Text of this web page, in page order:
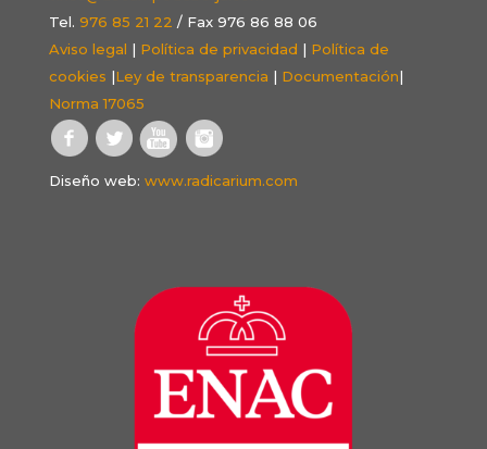
Tel. 976 85 21 22 / Fax 976 86 88 06
Aviso legal | Política de privacidad | Política de
cookies |Ley de transparencia | Documentación|
Norma 17065
Diseño web: www.radicarium.com